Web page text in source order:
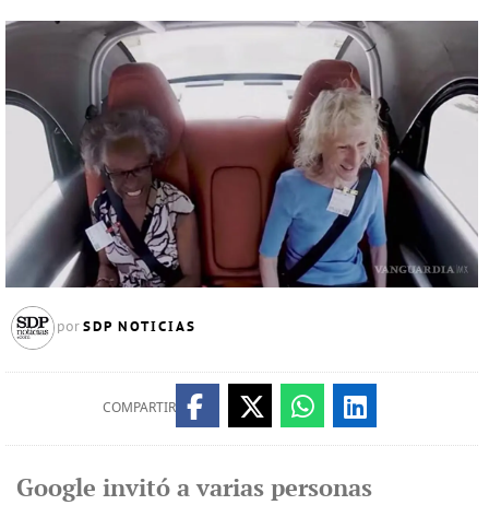
por SDP NOTICIAS
COMPARTIR
Google invitó a varias personas